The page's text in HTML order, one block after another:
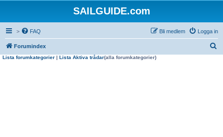
SAILGUIDE.com
> FAQ Logga in
Bli medlem
Forumindex
Lista forumkategorier | Lista Aktiva trådar(alla forumkategorier)